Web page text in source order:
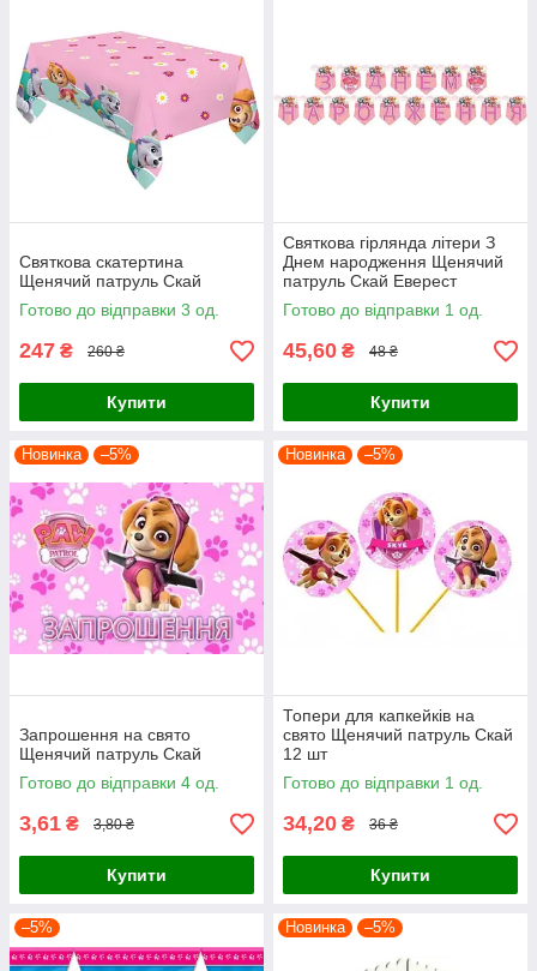
Святкова скатертина
Щенячий патруль Скай
Готово до відправки 3 од.
247 ₴ 260 ₴
Купити
Святкова гірлянда літери З
Днем народження Щенячий
патруль Скай Еверест
Готово до відправки 1 од.
45,60 ₴ 48 ₴
Купити
Новинка –5%
Запрошення на свято
Щенячий патруль Скай
Готово до відправки 4 од.
3,61 ₴ 3,80 ₴
Купити
Новинка –5%
Топери для капкейків на
свято Щенячий патруль Скай
12 шт
Готово до відправки 1 од.
34,20 ₴ 36 ₴
Купити
–5% Новинка –5%